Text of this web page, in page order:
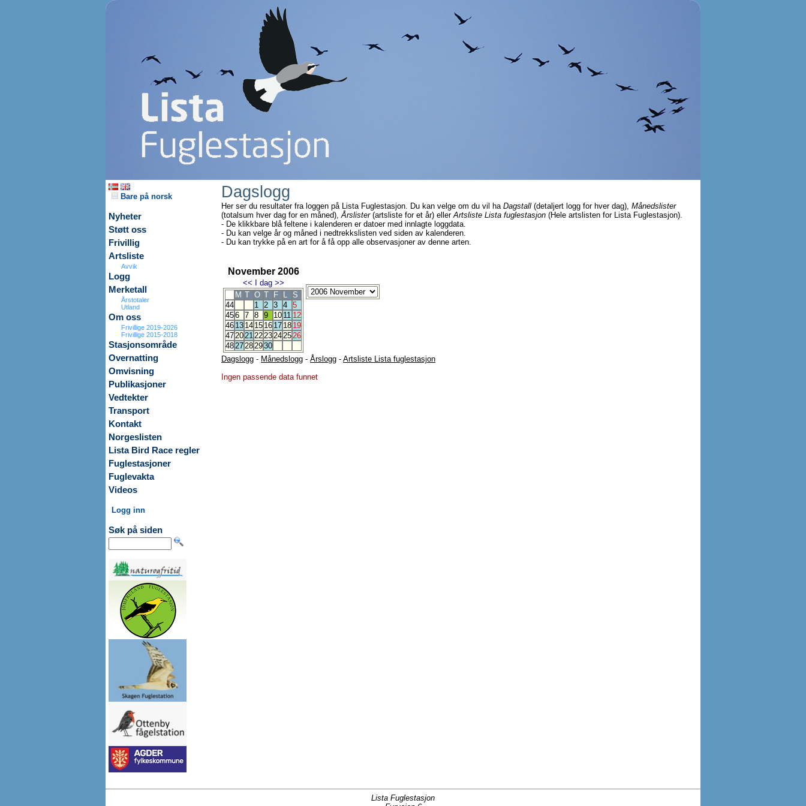
Bare på norsk
Nyheter
Støtt oss
Frivillig
Artsliste
Avvik
Logg
Merketall
Årstotaler
Utland
Om oss
Frivillige 2019-2026
Frivillige 2015-2018
Stasjonsområde
Overnatting
Omvisning
Publikasjoner
Vedtekter
Transport
Kontakt
Norgeslisten
Lista Bird Race regler
Fuglestasjoner
Fuglevakta
Videos
Logg inn
Søk på siden
Dagslogg
Her ser du resultater fra loggen på Lista Fuglestasjon. Du kan velge om du vil ha Dagstall (detaljert logg for hver dag), Månedslister
(totalsum hver dag for en måned),Årslister(artsliste for et år) ellerArtsliste Lista fuglestasjon (Hele artslisten for Lista Fuglestasjon).
- De klikkbare blå feltene i kalenderen er datoer med innlagte loggdata.
- Du kan velge år og måned i nedtrekkslisten ved siden av kalenderen.
- Du kan trykke på en art for å få opp alle observasjoner av denne arten.
November 2006
<< I dag >>
M T O T F L
S
44
1 2 3 4 5
456 7 8 9 10 11 12
46 13 14 15 16 17 18 19
4720212223242526
4827282930
Dagslogg - Månedslogg - Årslogg - Artsliste Lista fuglestasjon
Ingen passende data funnet
Lista Fuglestasjon